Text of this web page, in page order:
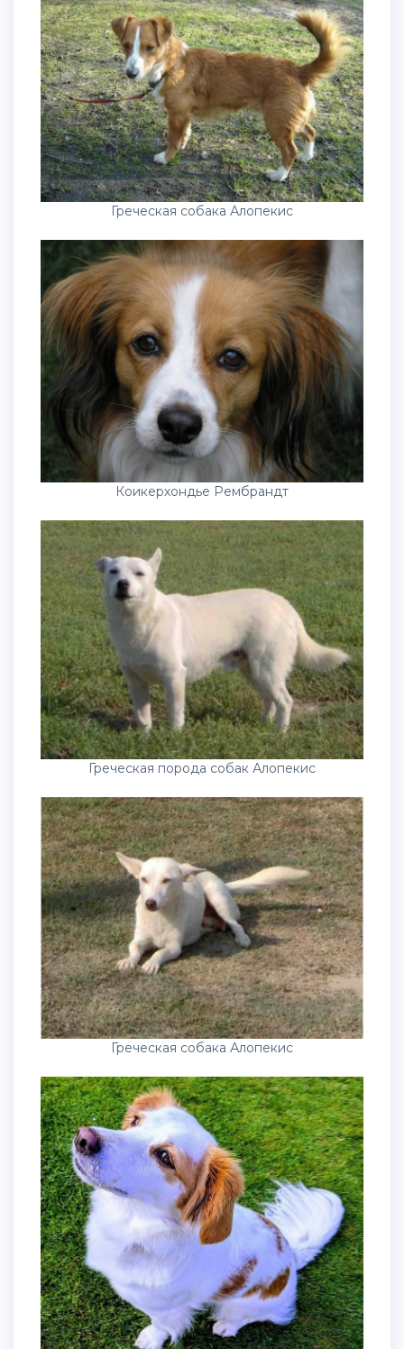
Греческая собака Алопекис
Коикерхондье Рембрандт
Греческая порода собак Алопекис
Греческая собака Алопекис